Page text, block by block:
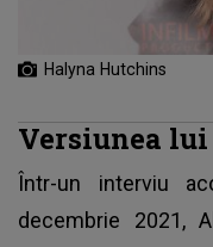
Halyna Hutchins
Versiunea
Într-un interviu
decembrie 2021,